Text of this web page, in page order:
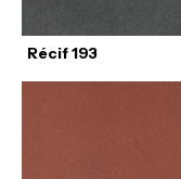
Récif 193